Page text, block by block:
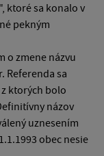
ktoré sa konalo v
pekným
o zmene názvu
Referenda sa
ktorých bolo
názov
uznesením
obec nesie